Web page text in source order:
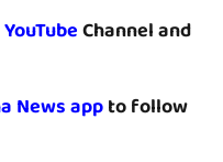
YouTubeChannel and
News appto follow